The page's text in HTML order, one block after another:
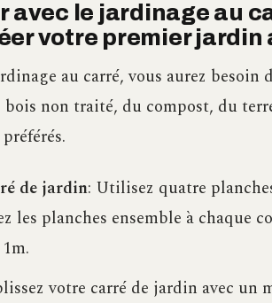
avec le jardinage au
votre premier jardin
au carré, vous aurez besoin
bois non traité, du compost, du
de jardin: Utilisez quatre
les planches ensemble à chaque
votre carré de jardin avec un